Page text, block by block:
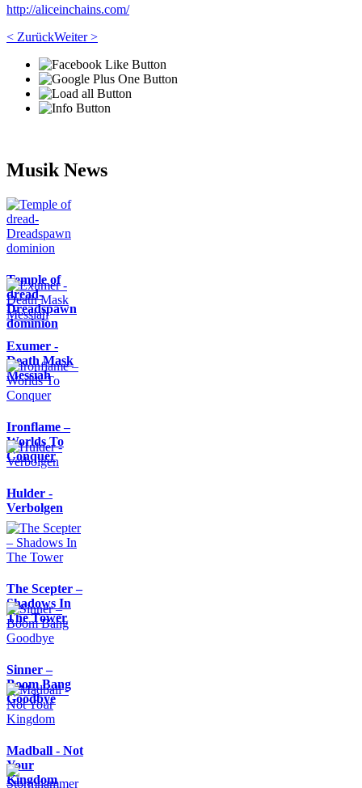
http://aliceinchains.com/
< ZurückWeiter >
Musik News
Temple of
dread-
Dreadspawn
dominion
Exumer -
Death Mask
Messiah
Ironflame –
Worlds To
Conquer
Hulder -
Verbolgen
The Scepter –
Shadows In
The Tower
Sinner –
Boom Bang
Goodbye
Madball - Not
Your
Kingdom